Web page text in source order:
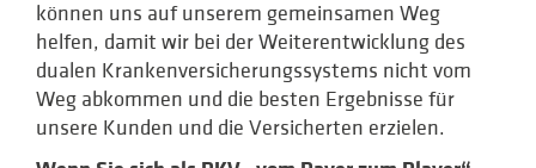
können uns auf unserem gemeinsamen Weg
helfen, damit wir bei der Weiterentwicklung des
dualen Krankenversicherungs­systems nicht vom
Weg abkommen und die besten Ergebnisse für
unsere Kunden und die Versicherten erzielen.